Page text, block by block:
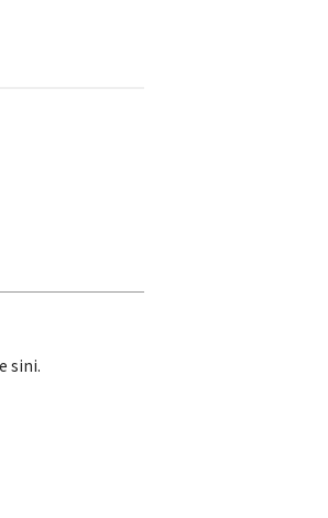
sini.